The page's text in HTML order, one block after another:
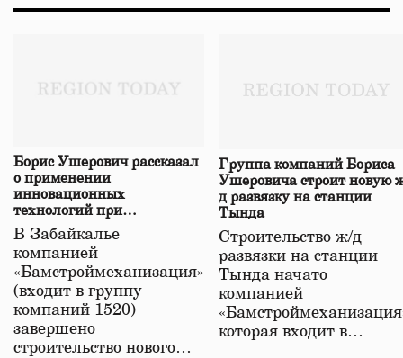
Борис Ушерович рассказал
о применении
инновационных
технологий при
строительстве нового моста
в Забайкалье
В Забайкалье
компанией
«Бамстроймеханизация»
(входит в группу
компаний 1520)
завершено
строительство нового…
Группа компаний Бориса
Ушеровича строит новую
д развязку на станции
Тында
Строительство ж/д
развязки на станции
Тында начато
компанией
которая входит в…